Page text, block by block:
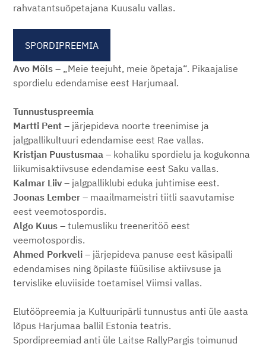
rahvatantsuõpetajana Kuusalu vallas.
SPORDIPREEMIA
Avo Möls – „Meie teejuht, meie õpetaja“. Pikaajalise
spordielu edendamise eest Harjumaal.
Tunnustuspreemia
Martti Pent – järjepideva noorte treenimise ja
jalgpallikultuuri edendamise eest Rae vallas.
Kristjan Puustusmaa – kohaliku spordielu ja kogukonna
liikumisaktiivsuse edendamise eest Saku vallas.
Kalmar Liiv – jalgpalliklubi eduka juhtimise eest.
Joonas Lember – maailmameistri tiitli saavutamise
eest veemotospordis.
Algo Kuus – tulemusliku treeneritöö eest
veemotospordis.
Ahmed Porkveli – järjepideva panuse eest käsipalli
edendamises ning õpilaste füüsilise aktiivsuse ja
tervislike eluviiside toetamisel Viimsi vallas.
Elutööpreemia ja Kultuuripärli tunnustus anti üle aasta
lõpus Harjumaa ballil Estonia teatris.
Spordipreemiad anti üle Laitse RallyPargis toimunud